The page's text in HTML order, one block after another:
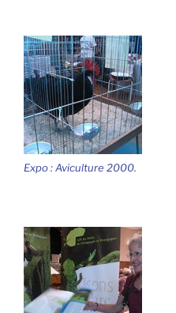
Expo : Aviculture 2000.